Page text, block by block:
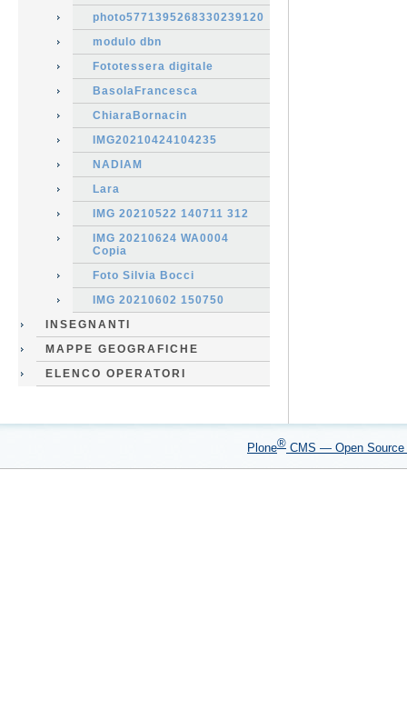
photo5771395268330239120
modulo dbn
Fototessera digitale
BasolaFrancesca
ChiaraBornacin
IMG20210424104235
NADIAM
Lara
IMG 20210522 140711 312
IMG 20210624 WA0004
Copia
Foto Silvia Bocci
IMG 20210602 150750
INSEGNANTI
MAPPE GEOGRAFICHE
ELENCO OPERATORI
Plone® CMS — Open Source